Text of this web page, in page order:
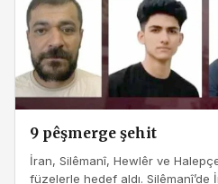
9 pêşmerge şehit
İran, Silêmanî, Hewlêr ve
füzelerle hedef aldı. Silêmanî’de